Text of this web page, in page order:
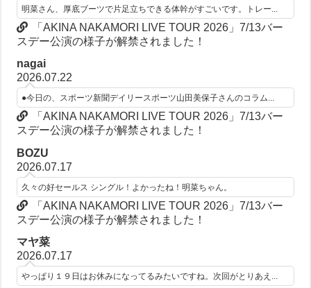
明菜さん、厚底ブーツで片足立ちできる体幹がすごいです。トレー...
「AKINA NAKAMORI LIVE TOUR 2026」7/13バー
スデー公演の様子が解禁されました！
nagai
2026.07.22
●今日の、スポーツ新聞デイリースポーツ山田美保子さんのコラム...
「AKINA NAKAMORI LIVE TOUR 2026」7/13バー
スデー公演の様子が解禁されました！
BOZU
2026.07.17
久々の好セールス シングル！よかったね！明菜ちゃん。
「AKINA NAKAMORI LIVE TOUR 2026」7/13バー
スデー公演の様子が解禁されました！
マヤ菜
2026.07.17
やっぱり１９日はお休みになってるみたいですね。次回がとりあえ...